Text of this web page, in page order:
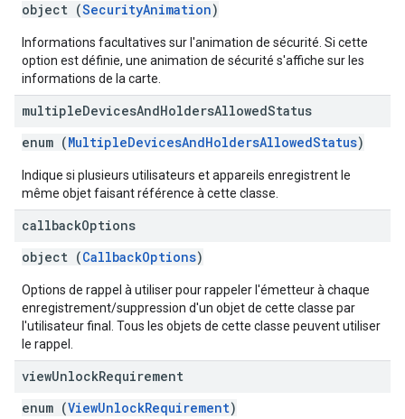
object (SecurityAnimation)
Informations facultatives sur l'animation de sécurité. Si cette
option est définie, une animation de sécurité s'affiche sur les
informations de la carte.
multipleDevicesAndHoldersAllowedStatus
enum (MultipleDevicesAndHoldersAllowedStatus)
Indique si plusieurs utilisateurs et appareils enregistrent le
même objet faisant référence à cette classe.
callbackOptions
object (CallbackOptions)
Options de rappel à utiliser pour rappeler l'émetteur à chaque
enregistrement/suppression d'un objet de cette classe par
l'utilisateur final. Tous les objets de cette classe peuvent utiliser
le rappel.
viewUnlockRequirement
enum (ViewUnlockRequirement)